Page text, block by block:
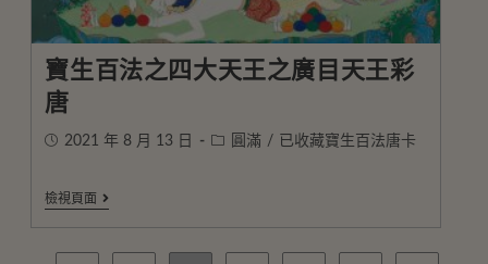
寶生百法之四大天王之廣目天王彩
唐
2021 年 8 月 13 日 圓滿 / 已收藏寶生百法唐卡
檢視頁面